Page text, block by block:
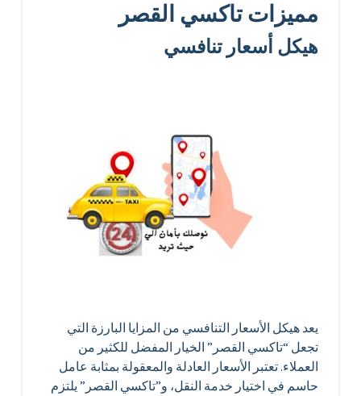
مميزات تاكسي القصر
هيكل أسعار تنافسي
يعد هيكل الأسعار التنافسي من المزايا البارزة التي
تجعل “تاكسي القصر” الخيار المفضل للكثير من
العملاء. تعتبر الأسعار العادلة والمعقولة بمثابة عامل
حاسم في اختيار خدمة النقل، و”تاكسي القصر” يلتزم